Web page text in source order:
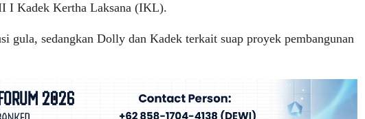
I Kadek Kertha Laksana (IKL).
gula, sedangkan Dolly dan Kadek terkait suap proyek pembangunan